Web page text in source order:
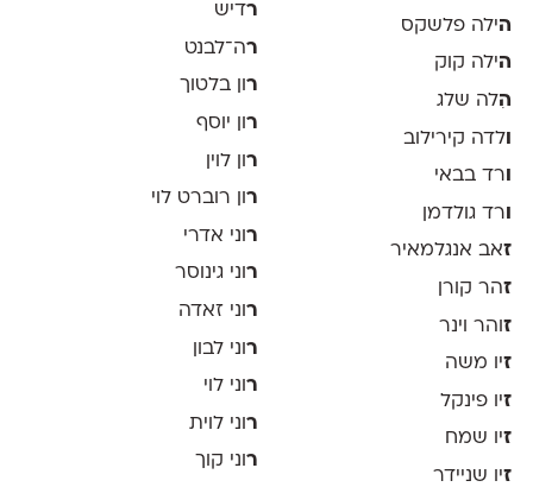
הילה פלשקס
הילה קוק
הִלה שלג
ולדה קירילוב
רד בבאי
רד גולדמן
זאב אנגלמאיר
זהר קורן
זוהר וינר
זיו משה
זיו פינקל
זיו שמח
זיו שניידר
רדיש
רה־לבנט
רון בלטוך
ר ון יוסף
רון לוין
ר ון רוברט לוי
ר וני אדרי
רוני גינוסר
ר וני זאדה
רוני לבון
ר וני לוי
ר וני לוית
רוני קוך